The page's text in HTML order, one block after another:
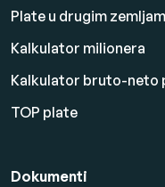
Plate u drugim
Kalkulator milionera
Kalkulator bruto-neto
TOP plate
Dokumenti